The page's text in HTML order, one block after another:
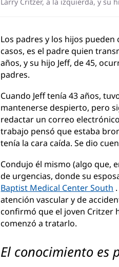
Los padres y los hijos
casos, es el padre quien
años, y su hijo Jeff, de 45,
padres.
Cuando Jeff tenía 43 años,
mantenerse despierto, pero
redactar un correo
trabajo pensó que estaba
tenía la cara caída. Se dio
Condujo él mismo (algo que,
de urgencias, donde su
Baptist Medical Center South
atención vascular y de
confirmó que el joven Critzer
comenzó a tratarlo.
El conocimiento es